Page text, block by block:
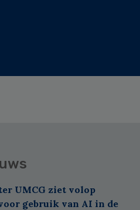
UMCG ziet volop
gebruik van AI in de